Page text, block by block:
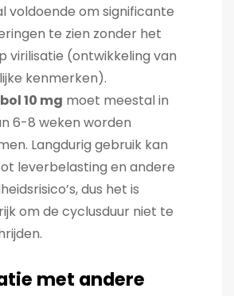
voldoende om significante
te zien zonder het
virilisatie (ontwikkeling van
kenmerken).
10 mg moet meestal in
6-8 weken worden
Langdurig gebruik kan
leverbelasting en andere
dus het is
om de cyclusduur niet te
met andere